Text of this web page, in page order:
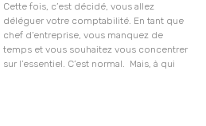
Cette fois, c’est décidé, vous allez
déléguer votre comptabilité. En tant que
chef d’entreprise, vous manquez de
temps et vous souhaitez vous concentrer
sur l’essentiel. C’est normal. Mais, à qui